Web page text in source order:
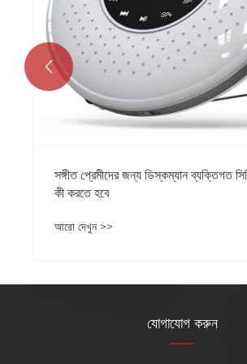
সঙ্গীত প্রেমীদের জন্য ডিস্কম্যান ব্যক্তিগত সিডি
কী করতে হবে
আরো দেখুন >>

যোগাযোগ করুন